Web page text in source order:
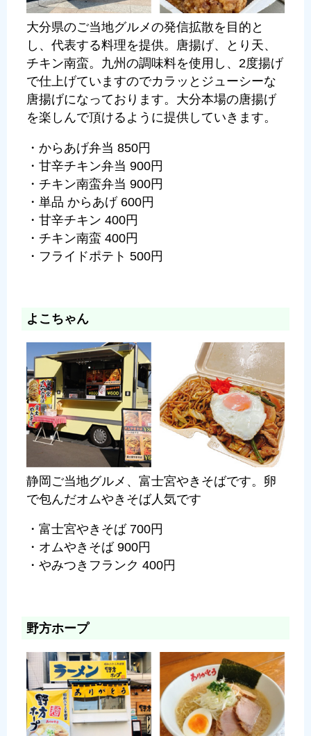
大分県のご当地グルメの発信拡散を目的と
し、代表する料理を提供。唐揚げ、とり天、
チキン南蛮。九州の調味料を使用し、2度揚げ
で仕上げていますのでカラッとジューシーな
唐揚げになっております。大分本場の唐揚げ
を楽しんで頂けるように提供していきます。
・からあげ弁当 850円
・甘辛チキン弁当 900円
・チキン南蛮弁当 900円
・単品 からあげ 600円
・甘辛チキン 400円
・チキン南蛮 400円
・フライドポテト 500円
よこちゃん
静岡ご当地グルメ、富士宮やきそばです。卵
で包んだオムやきそば人気です
・富士宮やきそば 700円
・オムやきそば 900円
・やみつきフランク 400円
野⽅ホープ